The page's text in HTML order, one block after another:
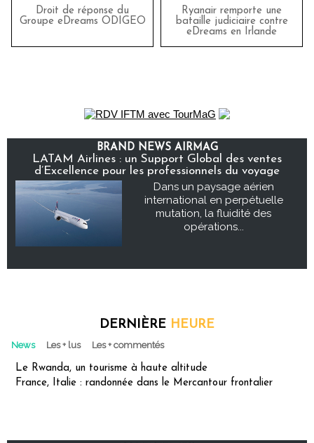
Droit de réponse du
Groupe eDreams ODIGEO
Ryanair remporte une
bataille judiciaire contre
eDreams en Irlande
BRAND NEWS AIRMAG
LATAM Airlines : un Support Global des ventes
d’Excellence pour les professionnels du voyage
Dans un paysage aérien
international en perpétuelle
mutation, la fluidité des
opérations...
DERNIÈRE HEURE
News Les + lus Les + commentés
Le Rwanda, un tourisme à haute altitude
France, Italie : randonnée dans le Mercantour frontalier